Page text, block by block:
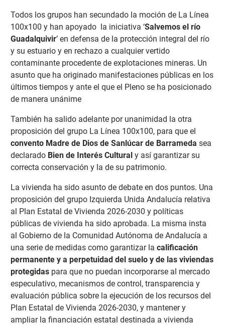
Todos los grupos han secundado la moción de La Línea
100x100 y han apoyado la iniciativa ‘Salvemos el río
Guadalquivir’ en defensa de la protección integral del río
y su estuario y en rechazo a cualquier vertido
contaminante procedente de explotaciones mineras. Un
asunto que ha originado manifestaciones públicas en los
últimos tiempos y ante el que el Pleno se ha posicionado
de manera unánime
También ha salido adelante por unanimidad la otra
proposición del grupo La Línea 100x100, para que el
convento Madre de Dios de Sanlúcar de Barrameda sea
declaradoBien de Interés Culturaly así garantizar su
correcta conservación y la de su patrimonio.
La vivienda ha sido asunto de debate en dos puntos. Una
proposición del grupo Izquierda Unida Andalucía relativa
al Plan Estatal de Vivienda 2026-2030 y políticas
públicas de vivienda ha sido aprobada. La misma insta
al Gobierno de la Comunidad Autónoma de Andalucía a
una serie de medidas como garantizar la calificación
permanente y a perpetuidad del suelo y de las viviendas
protegidaspara que no puedan incorporarse al mercado
especulativo, mecanismos de control, transparencia y
evaluación pública sobre la ejecución de los recursos del
Plan Estatal de Vivienda 2026-2030, y mantener y
ampliar la financiación estatal destinada a vivienda